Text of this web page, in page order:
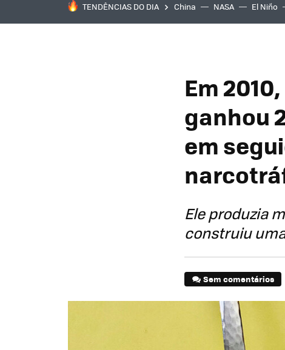
TENDÊNCIAS DO DIA China NASA El Niño
Em
ganhou
em
Ele produzia
construiu
Sem comentários